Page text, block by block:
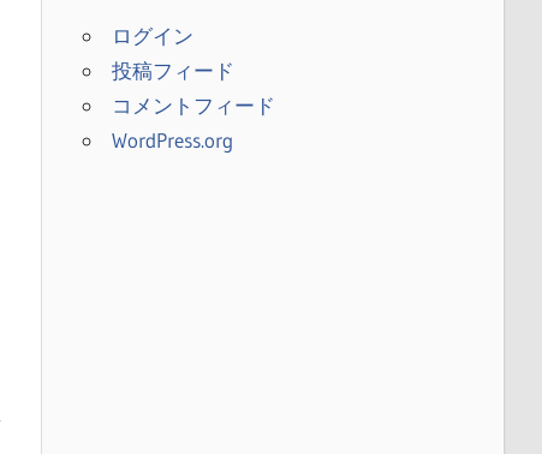
ログイン
投稿フィード
コメントフィード
WordPress.org